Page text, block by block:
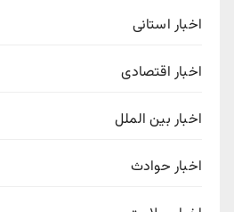
اخبار استانی
اخبار اقتصادی
اخبار بین الملل
اخبار حوادث